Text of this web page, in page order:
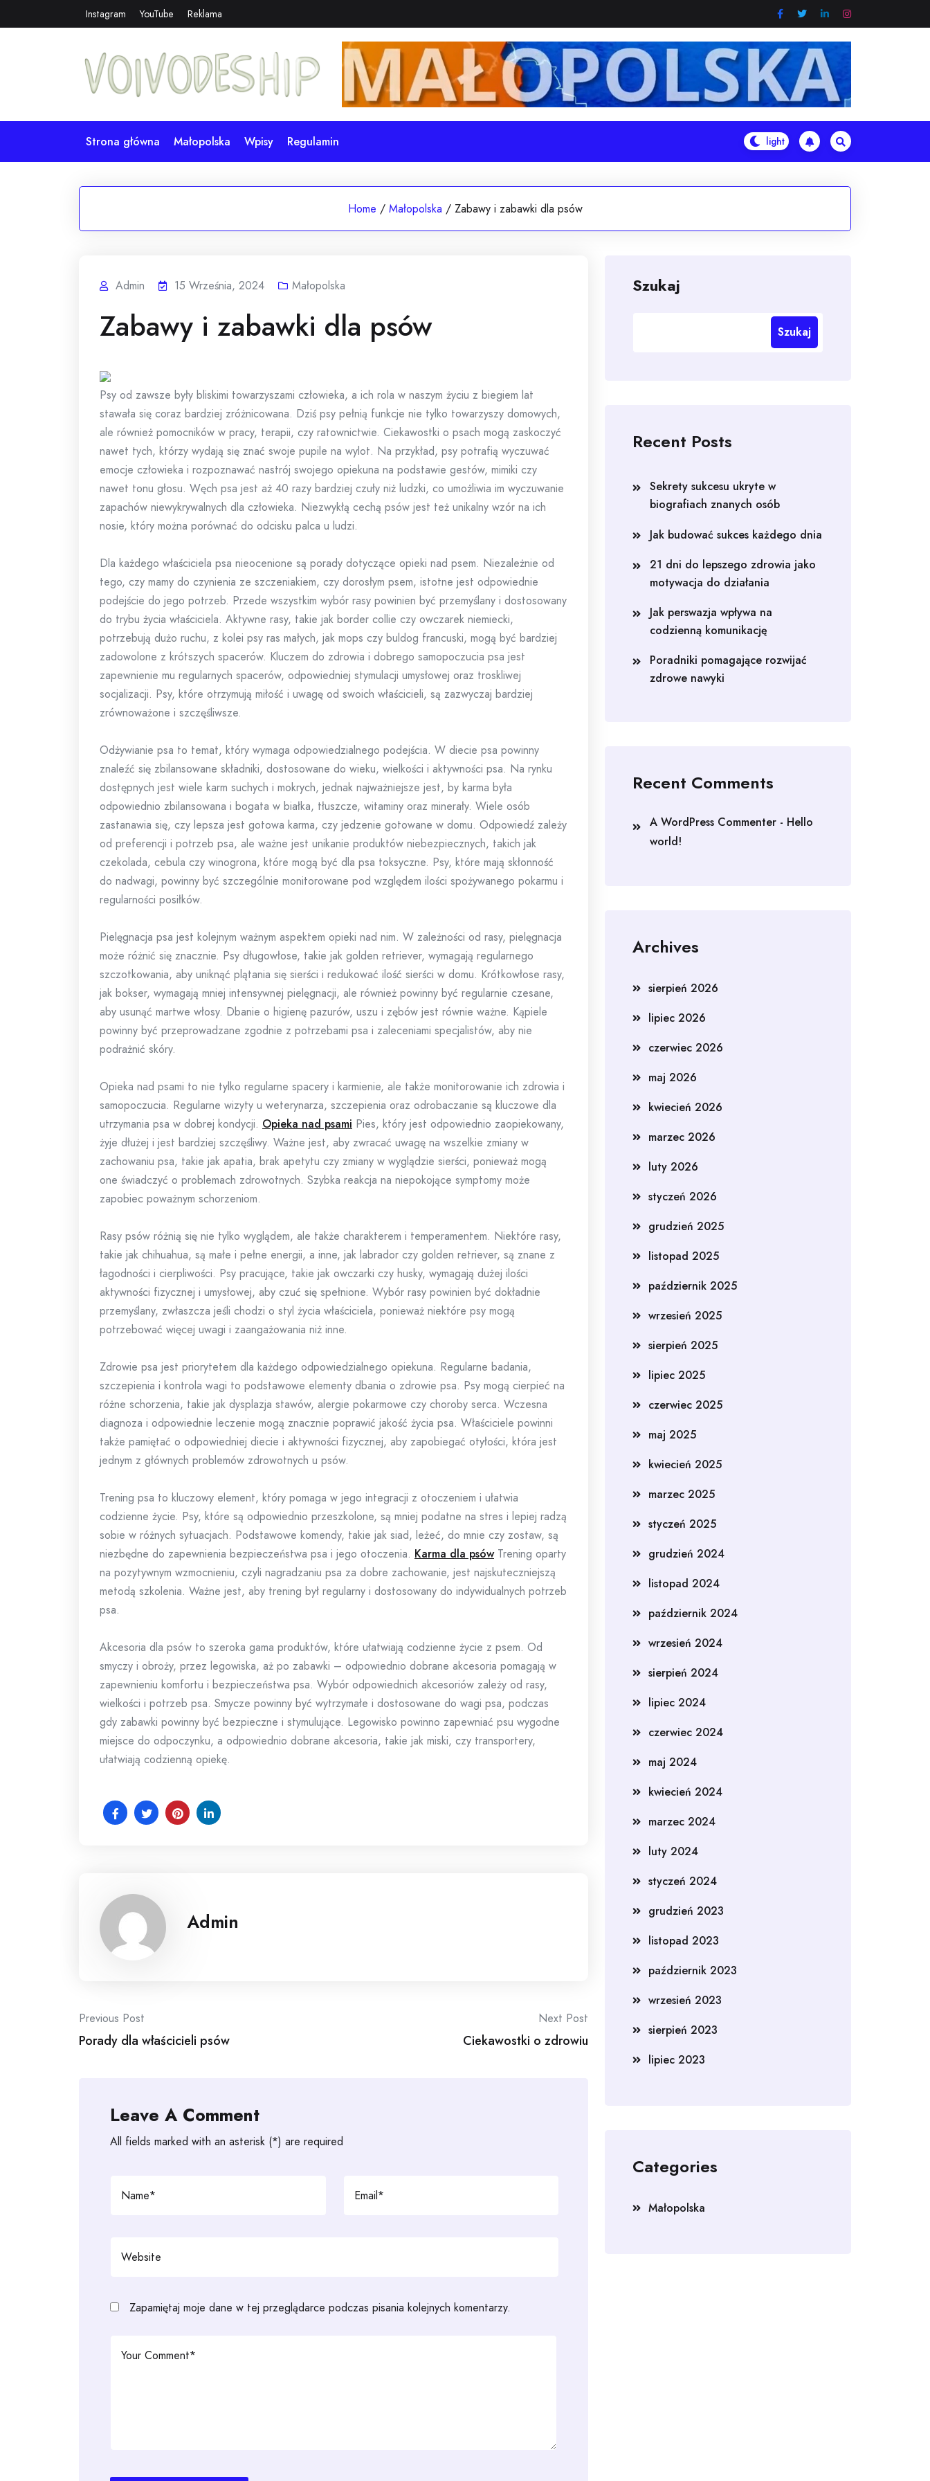
to
Instagram YouTube Reklama
Strona główna Małopolska Wpisy Regulamin
Home / Małopolska / Zabawy i zabawki dla psów
Admin 15 Września, 2024 Małopolska
Zabawy i zabawki dla psów
Psy od zawsze były bliskimi towarzyszami człowieka, a ich rola w naszym życiu z biegiem lat
stawała się coraz bardziej zróżnicowana. Dziś psy pełnią funkcje nie tylko towarzyszy domowych,
ale również pomocników w pracy, terapii, czy ratownictwie. Ciekawostki o psach mogą zaskoczyć
nawet tych, którzy wydają się znać swoje pupile na wylot. Na przykład, psy potrafią wyczuwać
emocje człowieka i rozpoznawać nastrój swojego opiekuna na podstawie gestów, mimiki czy
nawet tonu głosu. Węch psa jest aż 40 razy bardziej czuły niż ludzki, co umożliwia im wyczuwanie
zapachów niewykrywalnych dla człowieka. Niezwykłą cechą psów jest też unikalny wzór na ich
nosie, który można porównać do odcisku palca u ludzi.
Dla każdego właściciela psa nieocenione są porady dotyczące opieki nad psem. Niezależnie od
tego, czy mamy do czynienia ze szczeniakiem, czy dorosłym psem, istotne jest odpowiednie
podejście do jego potrzeb. Przede wszystkim wybór rasy powinien być przemyślany i dostosowany
do trybu życia właściciela. Aktywne rasy, takie jak border collie czy owczarek niemiecki,
potrzebują dużo ruchu, z kolei psy ras małych, jak mops czy buldog francuski, mogą być bardziej
zadowolone z krótszych spacerów. Kluczem do zdrowia i dobrego samopoczucia psa jest
zapewnienie mu regularnych spacerów, odpowiedniej stymulacji umysłowej oraz troskliwej
socjalizacji. Psy, które otrzymują miłość i uwagę od swoich właścicieli, są zazwyczaj bardziej
zrównoważone i szczęśliwsze.
Odżywianie psa to temat, który wymaga odpowiedzialnego podejścia. W diecie psa powinny
znaleźć się zbilansowane składniki, dostosowane do wieku, wielkości i aktywności psa. Na rynku
dostępnych jest wiele karm suchych i mokrych, jednak najważniejsze jest, by karma była
odpowiednio zbilansowana i bogata w białka, tłuszcze, witaminy oraz minerały. Wiele osób
zastanawia się, czy lepsza jest gotowa karma, czy jedzenie gotowane w domu. Odpowiedź zależy
od preferencji i potrzeb psa, ale ważne jest unikanie produktów niebezpiecznych, takich jak
czekolada, cebula czy winogrona, które mogą być dla psa toksyczne. Psy, które mają skłonność
do nadwagi, powinny być szczególnie monitorowane pod względem ilości spożywanego pokarmu i
regularności posiłków.
Pielęgnacja psa jest kolejnym ważnym aspektem opieki nad nim. W zależności od rasy, pielęgnacja
może różnić się znacznie. Psy długowłose, takie jak golden retriever, wymagają regularnego
szczotkowania, aby uniknąć plątania się sierści i redukować ilość sierści w domu. Krótkowłose rasy,
jak bokser, wymagają mniej intensywnej pielęgnacji, ale również powinny być regularnie czesane,
aby usunąć martwe włosy. Dbanie o higienę pazurów, uszu i zębów jest równie ważne. Kąpiele
powinny być przeprowadzane zgodnie z potrzebami psa i zaleceniami specjalistów, aby nie
podrażnić skóry.
Opieka nad psami to nie tylko regularne spacery i karmienie, ale także monitorowanie ich zdrowia i
samopoczucia. Regularne wizyty u weterynarza, szczepienia oraz odrobaczanie są kluczowe dla
utrzymania psa w dobrej kondycji. Opieka nad psami Pies, który jest odpowiednio zaopiekowany,
żyje dłużej i jest bardziej szczęśliwy. Ważne jest, aby zwracać uwagę na wszelkie zmiany w
zachowaniu psa, takie jak apatia, brak apetytu czy zmiany w wyglądzie sierści, ponieważ mogą
one świadczyć o problemach zdrowotnych. Szybka reakcja na niepokojące symptomy może
zapobiec poważnym schorzeniom.
Rasy psów różnią się nie tylko wyglądem, ale także charakterem i temperamentem. Niektóre rasy,
takie jak chihuahua, są małe i pełne energii, a inne, jak labrador czy golden retriever, są znane z
łagodności i cierpliwości. Psy pracujące, takie jak owczarki czy husky, wymagają dużej ilości
aktywności fizycznej i umysłowej, aby czuć się spełnione. Wybór rasy powinien być dokładnie
przemyślany, zwłaszcza jeśli chodzi o styl życia właściciela, ponieważ niektóre psy mogą
potrzebować więcej uwagi i zaangażowania niż inne.
Zdrowie psa jest priorytetem dla każdego odpowiedzialnego opiekuna. Regularne badania,
szczepienia i kontrola wagi to podstawowe elementy dbania o zdrowie psa. Psy mogą cierpieć na
różne schorzenia, takie jak dysplazja stawów, alergie pokarmowe czy choroby serca. Wczesna
diagnoza i odpowiednie leczenie mogą znacznie poprawić jakość życia psa. Właściciele powinni
także pamiętać o odpowiedniej diecie i aktywności fizycznej, aby zapobiegać otyłości, która jest
jednym z głównych problemów zdrowotnych u psów.
Trening psa to kluczowy element, który pomaga w jego integracji z otoczeniem i ułatwia
codzienne życie. Psy, które są odpowiednio przeszkolone, są mniej podatne na stres i lepiej radzą
sobie w różnych sytuacjach. Podstawowe komendy, takie jak siad, leżeć, do mnie czy zostaw, są
niezbędne do zapewnienia bezpieczeństwa psa i jego otoczenia. Karma dla psówTrening oparty
na pozytywnym wzmocnieniu, czyli nagradzaniu psa za dobre zachowanie, jest najskuteczniejszą
metodą szkolenia. Ważne jest, aby trening był regularny i dostosowany do indywidualnych potrzeb
psa.
Akcesoria dla psów to szeroka gama produktów, które ułatwiają codzienne życie z psem. Od
smyczy i obroży, przez legowiska, aż po zabawki – odpowiednio dobrane akcesoria pomagają w
zapewnieniu komfortu i bezpieczeństwa psa. Wybór odpowiednich akcesoriów zależy od rasy,
wielkości i potrzeb psa. Smycze powinny być wytrzymałe i dostosowane do wagi psa, podczas
gdy zabawki powinny być bezpieczne i stymulujące. Legowisko powinno zapewniać psu wygodne
miejsce do odpoczynku, a odpowiednio dobrane akcesoria, takie jak miski, czy transportery,
ułatwiają codzienną opiekę.
Admin
Post
navigation
Previous Post
Porady dla właścicieli psów
Next Post
Ciekawostki o zdrowiu
Leave A Comment
All fields marked with an asterisk (*) are required
Zapamiętaj moje dane w tej przeglądarce podczas pisania kolejnych komentarzy.
Szukaj
Szukaj
Recent Posts
Sekrety sukcesu ukryte w
biografiach znanych osób
Jak budować sukces każdego dnia
21 dni do lepszego zdrowia jako
motywacja do działania
Jak perswazja wpływa na
codzienną komunikację
Poradniki pomagające rozwijać
zdrowe nawyki
Recent Comments
A WordPress Commenter - Hello
world!
Archives
sierpień 2026
lipiec 2026
czerwiec 2026
maj 2026
kwiecień 2026
marzec 2026
luty 2026
styczeń 2026
grudzień 2025
listopad 2025
październik 2025
wrzesień 2025
sierpień 2025
lipiec 2025
czerwiec 2025
maj 2025
kwiecień 2025
marzec 2025
styczeń 2025
grudzień 2024
listopad 2024
październik 2024
wrzesień 2024
sierpień 2024
lipiec 2024
czerwiec 2024
maj 2024
kwiecień 2024
marzec 2024
luty 2024
styczeń 2024
grudzień 2023
listopad 2023
październik 2023
wrzesień 2023
sierpień 2023
lipiec 2023
Categories
Małopolska